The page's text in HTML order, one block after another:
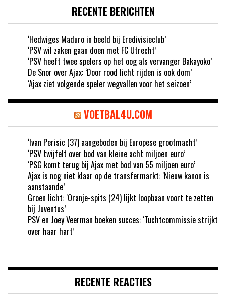
RECENTE BERICHTEN
‘Hedwiges Maduro in beeld bij Eredivisieclub’
‘PSV wil zaken gaan doen met FC Utrecht’
‘PSV heeft twee spelers op het oog als vervanger Bakayoko’
De Snor over Ajax: ‘Door rood licht rijden is ook dom’
‘Ajax ziet volgende speler wegvallen voor het seizoen’
VOETBAL4U.COM
‘Ivan Perisic (37) aangeboden bij Europese grootmacht’
‘PSV twijfelt over bod van kleine acht miljoen euro’
‘PSG komt terug bij Ajax met bod van 55 miljoen euro’
Ajax is nog niet klaar op de transfermarkt: ‘Nieuw kanon is
aanstaande’
Groen licht: ‘Oranje-spits (24) lijkt loopbaan voort te zetten
bij Juventus’
PSV en Joey Veerman boeken succes: ‘Tuchtcommissie strijkt
over haar hart’
RECENTE REACTIES